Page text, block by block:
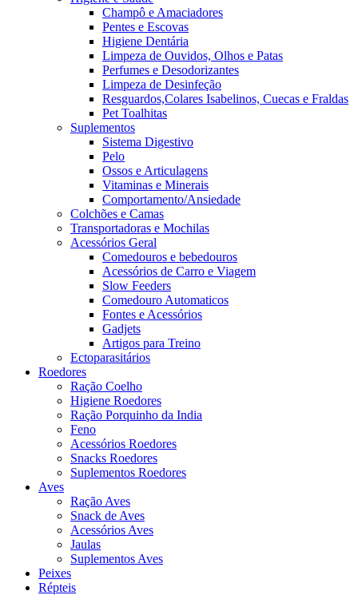
Champô e Amaciadores
Pentes e Escovas
Higiene Dentária
Limpeza de Ouvidos, Olhos e Patas
Perfumes e Desodorizantes
Limpeza de Desinfeção
Resguardos,Colares Isabelinos, Cuecas e Fraldas
Pet Toalhitas
Suplementos
Sistema Digestivo
Pelo
Ossos e Articulagens
Vitaminas e Minerais
Comportamento/Ansiedade
Colchões e Camas
Transportadoras e Mochilas
Acessórios Geral
Comedouros e bebedouros
Acessórios de Carro e Viagem
Slow Feeders
Comedouro Automaticos
Fontes e Acessórios
Gadjets
Artigos para Treino
Ectoparasitários
Roedores
Ração Coelho
Higiene Roedores
Ração Porquinho da India
Feno
Acessórios Roedores
Snacks Roedores
Suplementos Roedores
Aves
Ração Aves
Snack de Aves
Acessórios Aves
Jaulas
Suplementos Aves
Peixes
Répteis